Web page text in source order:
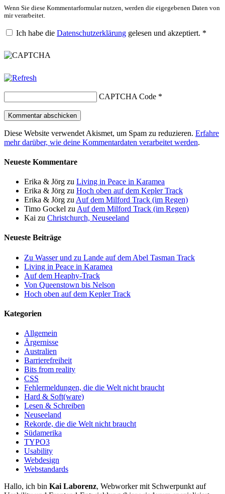
Wenn Sie diese Kommentarformular nutzen, werden die eigegebenen Daten von
mir verarbeitet.
Ich habe die Datenschutzerklärung gelesen und akzeptiert. *
CAPTCHA Code *
Diese Website verwendet Akismet, um Spam zu reduzieren. Erfahre
mehr darüber, wie deine Kommentardaten verarbeitet werden.
Neueste Kommentare
Erika & Jörg zu Living in Peace in Karamea
Erika & Jörg zu Hoch oben auf dem Kepler Track
Erika & Jörg zu Auf dem Milford Track (im Regen)
Timo Gockel zu Auf dem Milford Track (im Regen)
Kai zu Christchurch, Neuseeland
Neueste Beiträge
Zu Wasser und zu Lande auf dem Abel Tasman Track
Living in Peace in Karamea
Auf dem Heaphy-Track
Von Queenstown bis Nelson
Hoch oben auf dem Kepler Track
Kategorien
Allgemein
Ärgernisse
Australien
Barrierefreiheit
Bits from reality
CSS
Fehlermeldungen, die die Welt nicht braucht
Hard & Soft(ware)
Lesen & Schreiben
Neuseeland
Rekorde, die die Welt nicht braucht
Südamerika
TYPO3
Usability
Webdesign
Webstandards
Hallo, ich bin Kai Laborenz, Webworker mit Schwerpunkt auf